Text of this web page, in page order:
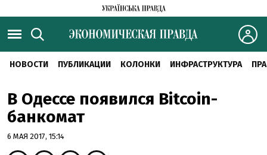
НОВОСТИ ПУБЛИКАЦИИ КОЛОНКИ ИНФРАСТРУКТУРА
В Одессе появился Bitcoin-
банкомат
6 МАЯ 2017, 15:14